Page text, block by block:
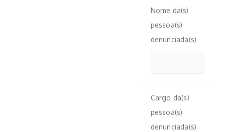
Nome da(s)
pessoa(s)
denunciada(s)
Cargo da(s)
pessoa(s)
denunciada(s)